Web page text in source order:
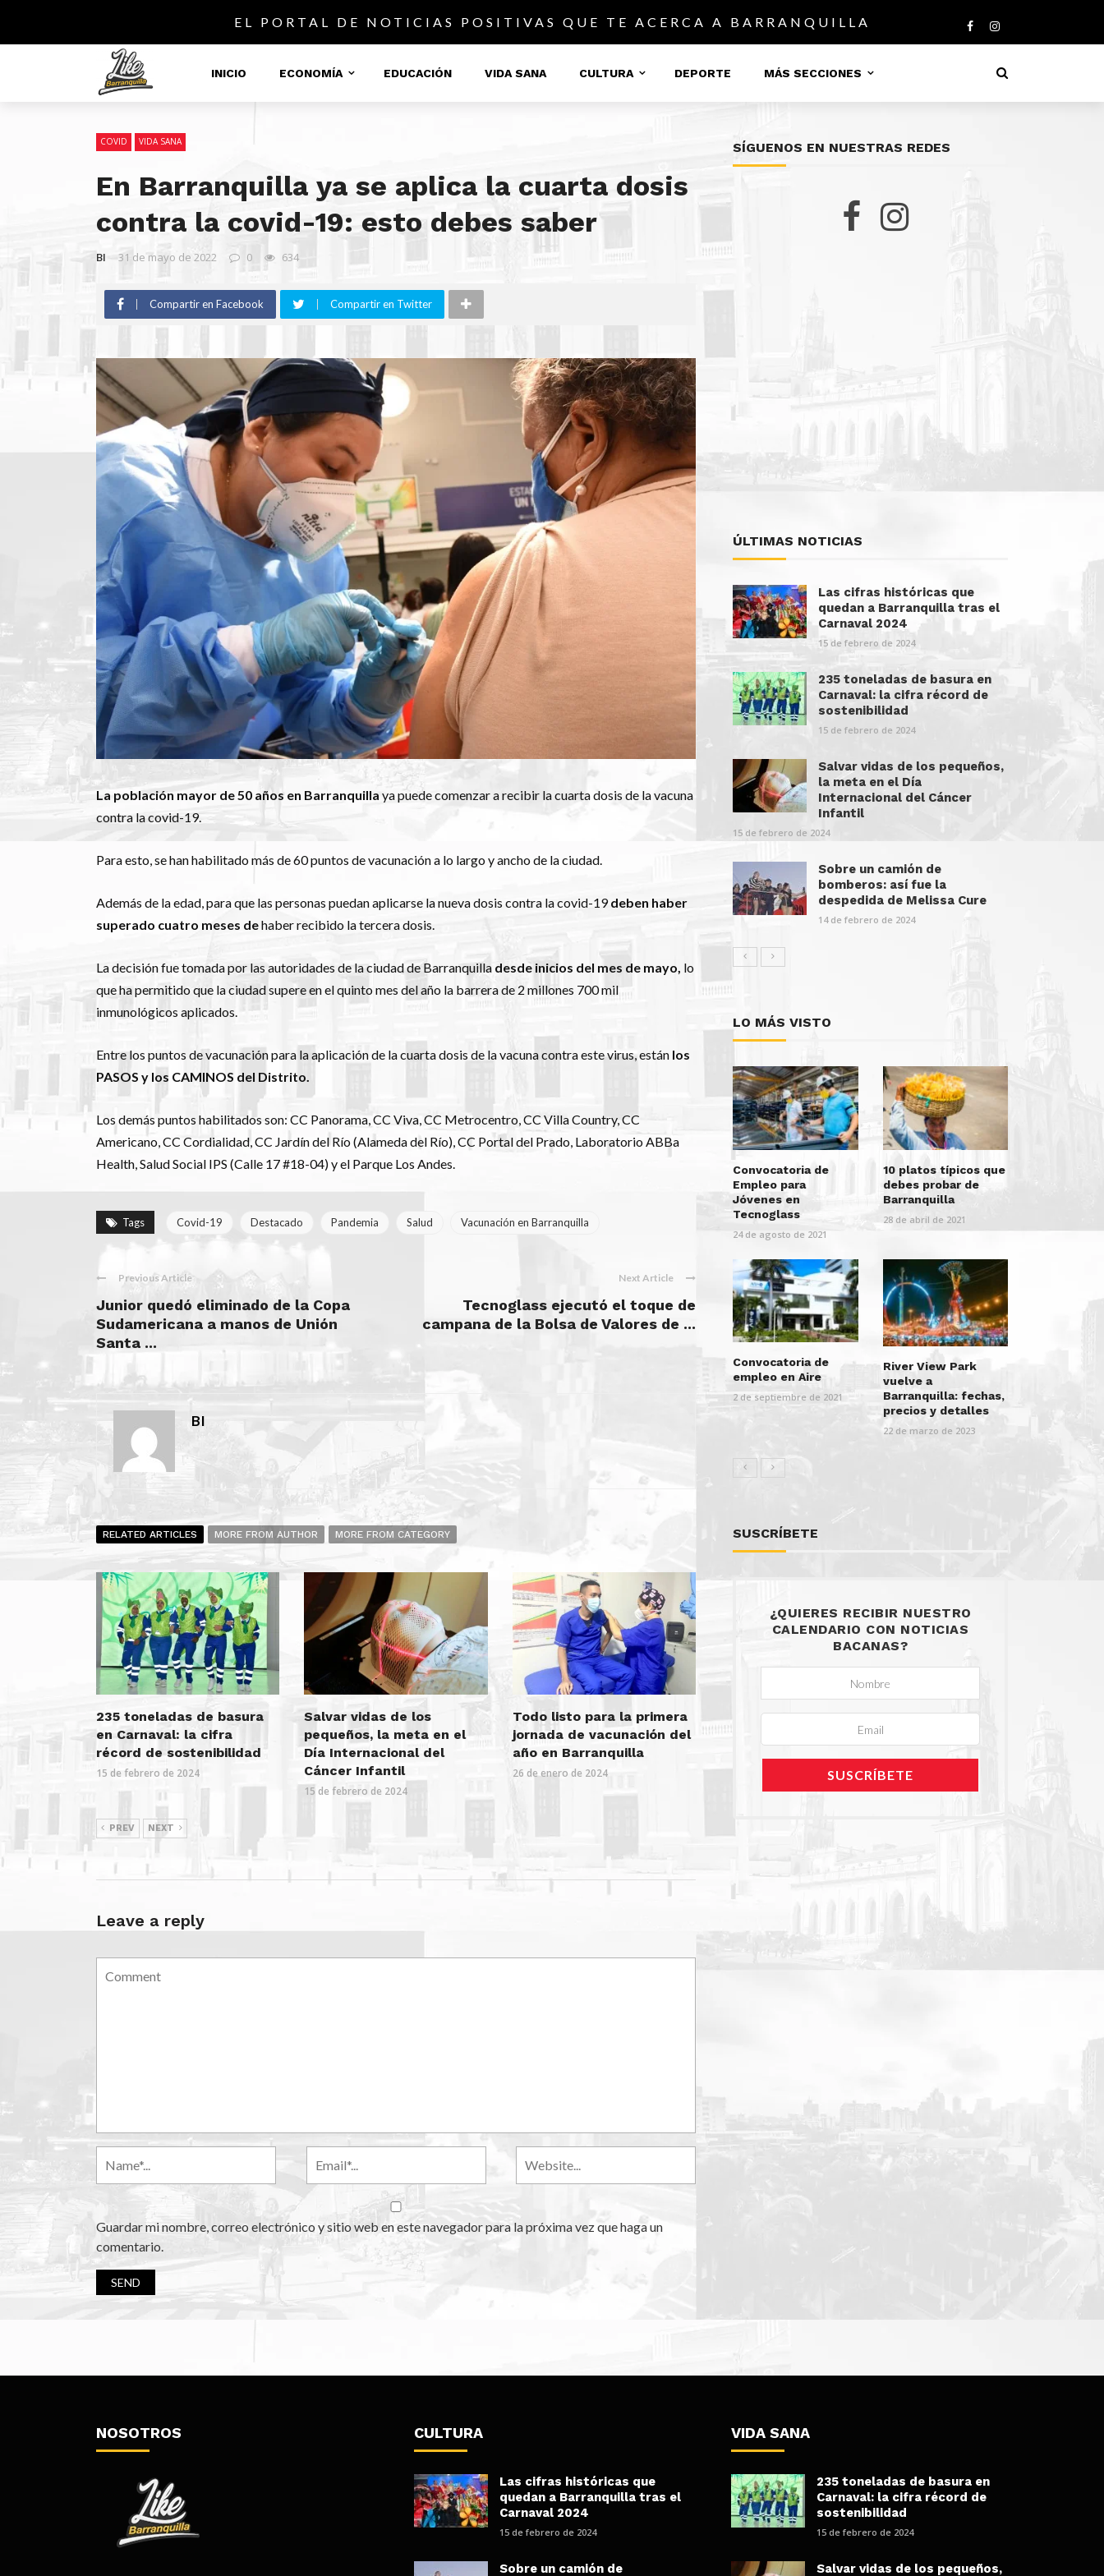
EL PORTAL DE NOTICIAS POSITIVAS QUE TE ACERCA A BARRANQUILLA
INICIO ECONOMÍA EDUCACIÓN VIDA SANA CULTURA DEPORTE MÁS SECCIONES
COVID VIDA SANA
En Barranquilla ya se aplica la cuarta dosis
contra la covid-19: esto debes saber
BI 31 de mayo de 2022 0 634
Compartir en Facebook Compartir en Twitter
La población mayor de 50 años en Barranquilla ya puede comenzar a recibir la cuarta dosis de la vacuna
contra la covid-19.
Para esto, se han habilitado más de 60 puntos de vacunación a lo largo y ancho de la ciudad.
Además de la edad, para que las personas puedan aplicarse la nueva dosis contra la covid-19deben haber
superado cuatro meses dehaber recibido la tercera dosis.
La decisión fue tomada por las autoridades de la ciudad de Barranquilla desde inicios del mes de mayo, lo
que ha permitido que la ciudad supere en el quinto mes del año la barrera de 2 millones 700 mil
inmunológicos aplicados.
Entre los puntos de vacunación para la aplicación de la cuarta dosis de la vacuna contra este virus, están los
PASOS y los CAMINOS del Distrito.
Los demás puntos habilitados son: CC Panorama, CC Viva, CC Metrocentro, CC Villa Country, CC
Americano, CC Cordialidad, CC Jardín del Río (Alameda del Río), CC Portal del Prado, Laboratorio ABBa
Health, Salud Social IPS (Calle 17 #18-04) y el Parque Los Andes.
Tags Covid-19 Destacado Pandemia Salud Vacunación en Barranquilla
Previous Article
Junior quedó eliminado de la Copa
Sudamericana a manos de Unión
Santa ...
Next Article
Tecnoglass ejecutó el toque de
campana de la Bolsa de Valores de ...
BI
RELATED ARTICLES MORE FROM AUTHOR MORE FROM CATEGORY
235 toneladas de basura
en Carnaval: la cifra
récord de sostenibilidad
15 de febrero de 2024
Salvar vidas de los
pequeños, la meta en el
Día Internacional del
Cáncer Infantil
15 de febrero de 2024
Todo listo para la primera
jornada de vacunación del
año en Barranquilla
26 de enero de 2024
PREV NEXT
Leave a reply
Guardar mi nombre, correo electrónico y sitio web en este navegador para la próxima vez que haga un
comentario.
SÍGUENOS EN NUESTRAS REDES
ÚLTIMAS NOTICIAS
Las cifras históricas que
quedan a Barranquilla tras el
Carnaval 2024
15 de febrero de 2024
235 toneladas de basura en
Carnaval: la cifra récord de
sostenibilidad
15 de febrero de 2024
Salvar vidas de los pequeños,
la meta en el Día
Internacional del Cáncer
Infantil
15 de febrero de 2024
Sobre un camión de
bomberos: así fue la
despedida de Melissa Cure
14 de febrero de 2024
LO MÁS VISTO
Convocatoria de
Empleo para
Jóvenes en
Tecnoglass
24 de agosto de 2021
10 platos típicos que
debes probar de
Barranquilla
28 de abril de 2021
Convocatoria de
empleo en Aire
2 de septiembre de 2021
River View Park
vuelve a
Barranquilla: fechas,
precios y detalles
22 de marzo de 2023
SUSCRÍBETE
¿QUIERES RECIBIR NUESTRO
CALENDARIO CON NOTICIAS
BACANAS?
NOSOTROS CULTURA
Las cifras históricas que
quedan a Barranquilla tras el
Carnaval 2024
15 de febrero de 2024
Sobre un camión de
VIDA SANA
235 toneladas de basura en
Carnaval: la cifra récord de
sostenibilidad
15 de febrero de 2024
Salvar vidas de los pequeños,